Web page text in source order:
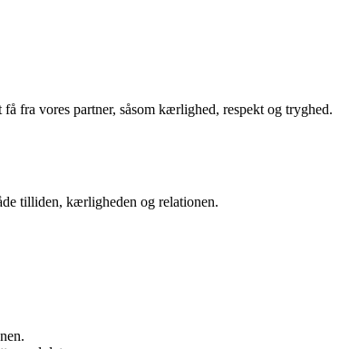
fra vores partner, såsom kærlighed, respekt og tryghed.
tilliden, kærligheden og relationen.